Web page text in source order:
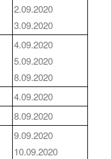
2.09.2020
3.09.2020
4.09.2020
5.09.2020
8.09.2020
4.09.2020
8.09.2020
9.09.2020
10.09.2020